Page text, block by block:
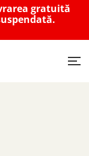
gratuită